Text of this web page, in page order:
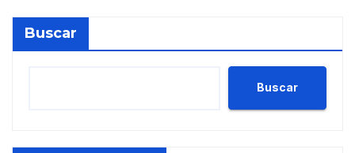
Buscar
Buscar